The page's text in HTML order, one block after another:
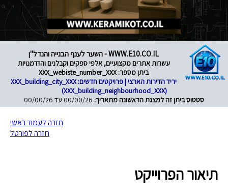
WWW.E10.CO.IL - השער לענף הבנייה והנדל"ן
עשרות אתרים מקצועיים, אלפי ספקים וקבלנים והזדמנויות
ביתן מספר: XXX_webiste_number_XXX
יריד הדירות הארצי | פרויקטים חדשים: XXX_building_city_XXX
(XXX_building_neighbourhood_XXX)
סטטוס ביתן זה למצגת הראשונה מתאריך: 00/00/26 עד 00/00/26
חזרה לעמוד ראשי
חזרה לפורטל
תיאור הפרוייקט